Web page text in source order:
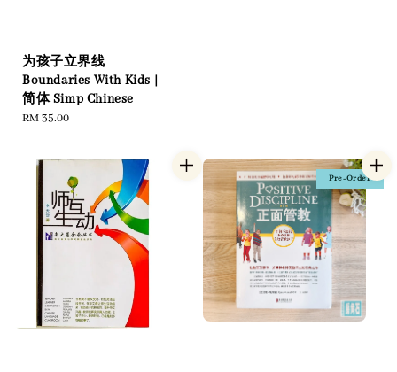
为孩子立界线
Boundaries With Kids |
简体 Simp Chinese
Regular
RM 35.00
Pre-Order